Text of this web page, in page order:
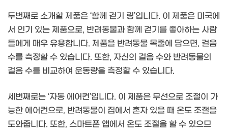
두번째로 소개할 제품은 ‘함께 걷기 링’입니다. 이 제품은 미국에
서 인기 있는 제품으로, 반려동물과 함께 걷기를 좋아하는 사람
들에게 매우 유용합니다. 제품을 반려동물 목줄에 담으면, 걸음
수를 측정할 수 있습니다. 또한, 자신의 걸음 수와 반려동물의
걸음 수를 비교하여 운동량을 측정할 수 있습니다.
세번째로는 ‘자동 에어컨’입니다. 이 제품은 무선으로 조절이 가
능한 에어컨으로, 반려동물이 집에서 혼자 있을 때 온도 조절을
도와줍니다. 또한, 스마트폰 앱에서 온도 조절을 할 수 있으므